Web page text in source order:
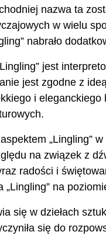
nazwa ta
w wielu
nabrało
jest
jest zgodne z
i
„Lingling”
na związek z
radości i
„Lingling” na
się w dziełach
się do